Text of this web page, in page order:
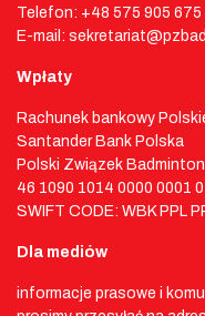
Telefon: +48 575 905 675
E-mail:
Wpłaty
Rachunek bankowy
Santander Bank Polska
Polski Związek
46 1090 1014 0000 0001
SWIFT CODE: WBK PPL
Dla mediów
informacje prasowe i